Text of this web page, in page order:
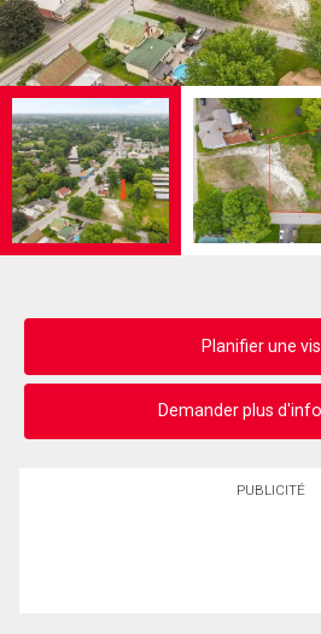
Planifier une
Demander plus
PUBLICITÉ